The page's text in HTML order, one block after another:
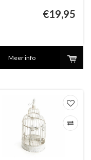
€19,95
Meer info